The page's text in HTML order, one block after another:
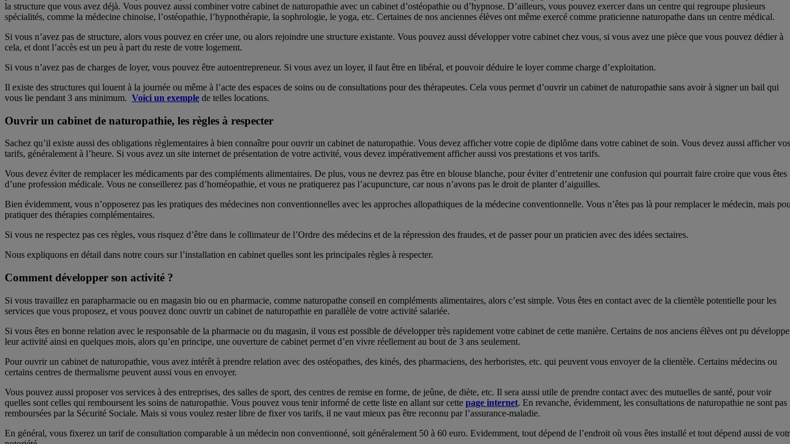
la structure que vous avez déjà. Vous pouvez aussi combiner votre cabinet de naturopathie avec un cabinet d’ostéopathie ou d’hypnose. D’ailleurs, vous pouvez exercer dans un centre qui regroupe plusieurs
spécialités, comme la médecine chinoise, l’ostéopathie, l’hypnothérapie, la sophrologie, le yoga, etc. Certaines de nos anciennes élèves ont même exercé comme praticienne naturopathe dans un centre médical.
Si vous n’avez pas de structure, alors vous pouvez en créer une, ou alors rejoindre une structure existante. Vous pouvez aussi développer votre cabinet chez vous, si vous avez une pièce que vous pouvez dédier à
cela, et dont l’accès est un peu à part du reste de votre logement.
Si vous n’avez pas de charges de loyer, vous pouvez être autoentrepreneur. Si vous avez un loyer, il faut être en libéral, et pouvoir déduire le loyer comme charge d’exploitation.
Il existe des structures qui louent à la journée ou même à l’acte des espaces de soins ou de consultations pour des thérapeutes. Cela vous permet d’ouvrir un cabinet de naturopathie sans avoir à signer un bail qui
vous lie pendant 3 ans minimum. Voici un exemple de telles locations.
Ouvrir un cabinet de naturopathie, les règles à respecter
Sachez qu’il existe aussi des obligations règlementaires à bien connaître pour ouvrir un cabinet de naturopathie. Vous devez afficher votre copie de diplôme dans votre cabinet de soin. Vous devez aussi afficher vos
tarifs, généralement à l’heure. Si vous avez un site internet de présentation de votre activité, vous devez impérativement afficher aussi vos prestations et vos tarifs.
Vous devez éviter de remplacer les médicaments par des compléments alimentaires. De plus, vous ne devrez pas être en blouse blanche, pour éviter d’entretenir une confusion qui pourrait faire croire que vous êtes
d’une profession médicale. Vous ne conseillerez pas d’homéopathie, et vous ne pratiquerez pas l’acupuncture, car nous n’avons pas le droit de planter d’aiguilles.
Bien évidemment, vous n’opposerez pas les pratiques des médecines non conventionnelles avec les approches allopathiques de la médecine conventionnelle. Vous n’êtes pas là pour remplacer le médecin, mais
pratiquer des thérapies complémentaires.
Si vous ne respectez pas ces règles, vous risquez d’être dans le collimateur de l’Ordre des médecins et de la répression des fraudes, et de passer pour un praticien avec des idées sectaires.
Nous expliquons en détail dans notre cours sur l’installation en cabinet quelles sont les principales règles à respecter.
Comment développer son activité ?
Si vous travaillez en parapharmacie ou en magasin bio ou en pharmacie, comme naturopathe conseil en compléments alimentaires, alors c’est simple. Vous êtes en contact avec de la clientèle potentielle pour les
services que vous proposez, et vous pouvez donc ouvrir un cabinet de naturopathie en parallèle de votre activité salariée.
Si vous êtes en bonne relation avec le responsable de la pharmacie ou du magasin, il vous est possible de développer très rapidement votre cabinet de cette manière. Certains de nos anciens élèves ont pu
leur activité ainsi en quelques mois, alors qu’en principe, une ouverture de cabinet permet d’en vivre réellement au bout de 3 ans seulement.
Pour ouvrir un cabinet de naturopathie, vous avez intérêt à prendre relation avec des ostéopathes, des kinés, des pharmaciens, des herboristes, etc. qui peuvent vous envoyer de la clientèle. Certains médecins ou
certains centres de thermalisme peuvent aussi vous en envoyer.
Vous pouvez aussi proposer vos services à des entreprises, des salles de sport, des centres de remise en forme, de jeûne, de diète, etc. Il sera aussi utile de prendre contact avec des mutuelles de santé, pour voir
quelles sont celles qui remboursent les soins de naturopathie. Vous pouvez vous tenir informé de cette liste en allant sur cette page internet. En revanche, évidemment, les consultations de naturopathie ne sont pas
remboursées par la Sécurité Sociale. Mais si vous voulez rester libre de fixer vos tarifs, il ne vaut mieux pas être reconnu par l’assurance-maladie.
En général, vous fixerez un tarif de consultation comparable à un médecin non conventionné, soit généralement 50 à 60 euro. Evidemment, tout dépend de l’endroit où vous êtes installé et tout dépend aussi de